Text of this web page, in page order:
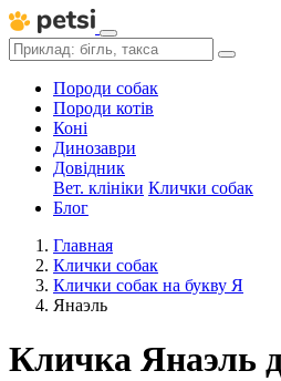
Породи собак
Породи котів
Коні
Динозаври
Довідник
Вет. клініки Клички собак
Блог
Главная
Клички собак
Клички собак на букву Я
Янаэль
Кличка Янаэль